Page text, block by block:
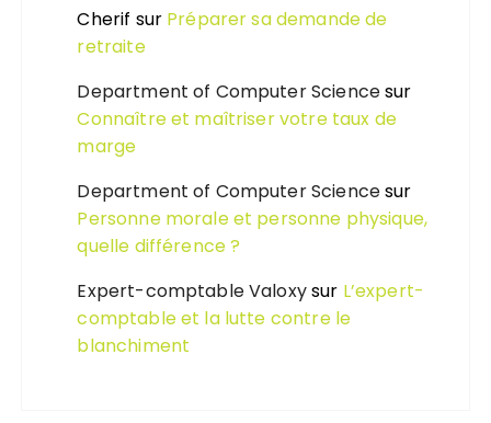
Cherif sur Préparer sa demande de
retraite
Department of Computer Sciencesur
Connaître et maîtriser votre taux de
marge
Department of Computer Sciencesur
Personne morale et personne physique,
quelle différence ?
Expert-comptable Valoxysur L’expert-
comptable et la lutte contre le
blanchiment